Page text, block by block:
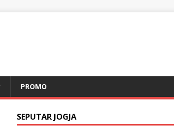
PROMO
SEPUTAR JOGJA